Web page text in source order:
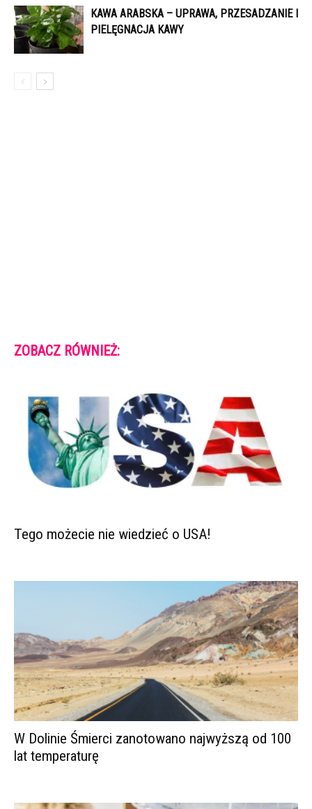
KAWA ARABSKA – UPRAWA, PRZESADZANIE I
PIELĘGNACJA KAWY
ZOBACZ RÓWNIEŻ:
Tego możecie nie wiedzieć o USA!
W Dolinie Śmierci zanotowano najwyższą od 100
lat temperaturę